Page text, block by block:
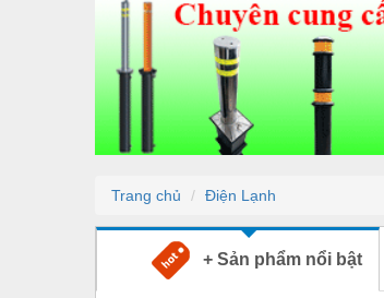
Trang chủ Điện Lạnh
+ Sản phẩm nổi bật